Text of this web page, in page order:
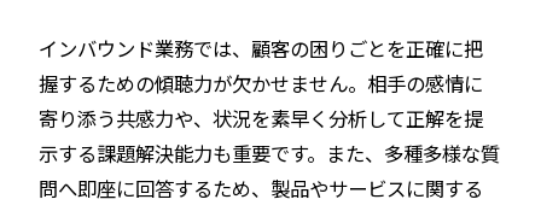
インバウンド業務では、顧客の困りごとを正確に把
握するための傾聴力が欠かせません。相手の感情に
寄り添う共感力や、状況を素早く分析して正解を提
示する課題解決能力も重要です。また、多種多様な質
問へ即座に回答するため、製品やサービスに関する